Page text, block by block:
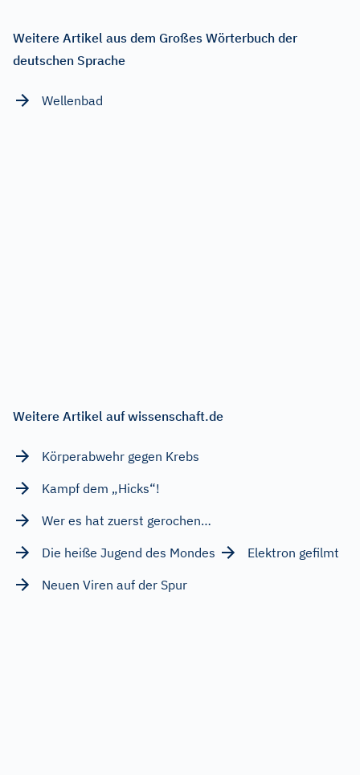
Weitere Artikel aus dem Großes Wörterbuch der
deutschen Sprache
Wellenbad
Weitere Artikel auf wissenschaft.de
Körperabwehr gegen Krebs
Kampf dem „Hicks“!
Wer es hat zuerst gerochen…
Die heiße Jugend des Mondes
Elektron gefilmt
Neuen Viren auf der Spur